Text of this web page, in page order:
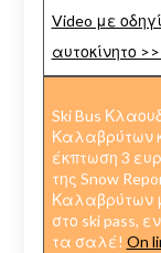
Video με
αυτοκίνητο
Ski Bus
Καλαβρύτων
έκπτωση 3
της Snow
Καλαβρύτων
στο ski pass,
τα σαλέ! On